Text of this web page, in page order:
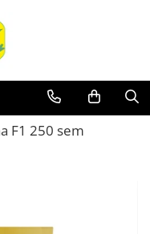
F1 250 sem